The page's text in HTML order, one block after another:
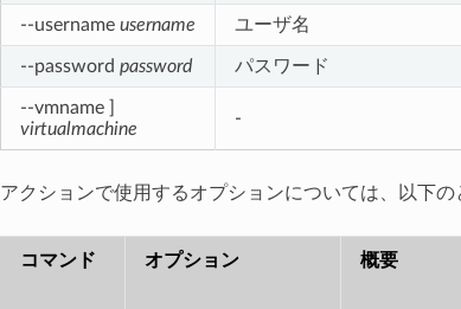
--username username ユーザ名
--password password パスワード
--vmname ]
virtualmachine
-
アクションで使用するオプションについては、以下の
コマンド オプション 概要